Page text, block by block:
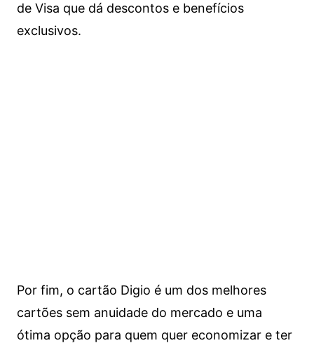
de Visa que dá descontos e benefícios
exclusivos.
Por fim, o cartão Digio é um dos melhores
cartões sem anuidade do mercado e uma
ótima opção para quem quer economizar e ter